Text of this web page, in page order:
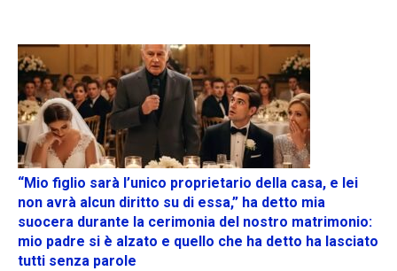
“Mio figlio sarà l’unico proprietario della casa, e lei
non avrà alcun diritto su di essa,” ha detto mia
suocera durante la cerimonia del nostro matrimonio:
mio padre si è alzato e quello che ha detto ha lasciato
tutti senza parole